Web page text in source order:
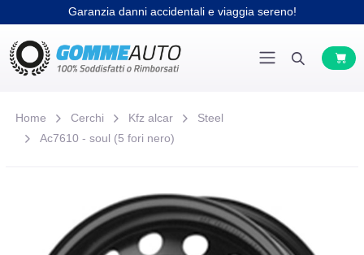
Garanzia danni accidentali e viaggia sereno!
Home Cerchi Kfz alcar
Steel
Ac7610 - soul (5 fori nero)